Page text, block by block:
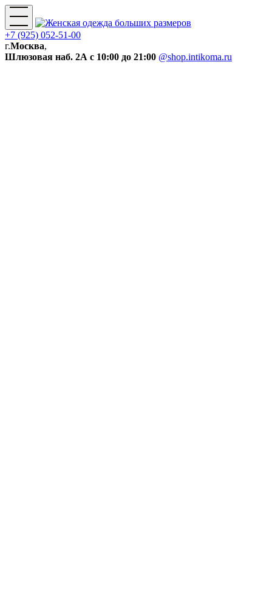
+7 (925) 052-51-00
г.Москва,
Шлюзовая наб. 2А с 10:00 до 21:00 @shop.intikoma.ru